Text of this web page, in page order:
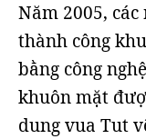
Năm 2005,
thành công
bằng công
khuôn mặt
dung vua Tut